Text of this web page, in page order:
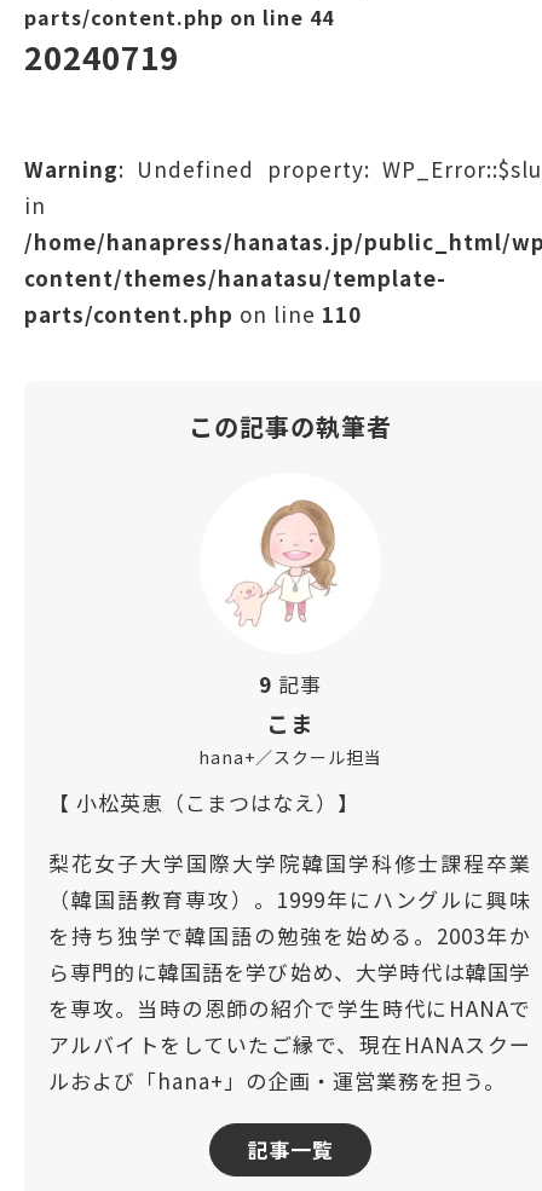
parts/content.php on line 44
20240719
Warning: Undefined property:
in
/home/hanapress/hanatas.jp/public_html/
content/themes/hanatasu/template-
parts/content.php on line 110
この記事の執筆者
9 記事
こま
hana+／スクール担当
【 小松英恵（こまつはなえ）】
梨花女子大学国際大学院韓国学科修士課程卒業
（韓国語教育専攻）。1999年にハングルに興味
を持ち独学で韓国語の勉強を始める。2003年か
ら専門的に韓国語を学び始め、大学時代は韓国学
を専攻。当時の恩師の紹介で学生時代にHANAで
アルバイトをしていたご縁で、現在HANAスクー
ルおよび「hana+」の企画・運営業務を担う。
記事一覧